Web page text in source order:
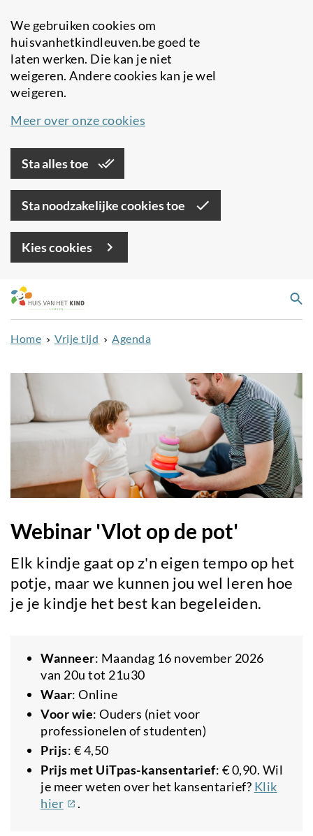
We gebruiken cookies om
huisvanhetkindleuven.be goed te
laten werken. Die kan je niet
weigeren. Andere cookies kan je wel
weigeren.
Meer over onze cookies
Sta alles toe
Sta noodzakelijke cookies toe
Kies cookies
Overslaan
en
naar
de
gaan
Home Vrije tijd Agenda
Webinar 'Vlot op de pot'
Elk kindje gaat op z'n eigen tempo op het
potje, maar we kunnen jou wel leren hoe
je je kindje het best kan begeleiden.
Wanneer: Maandag 16 november 2026
van 20u tot 21u30
Waar: Online
Voor wie: Ouders (niet voor
professionelen of studenten)
Prijs: € 4,50
Prijs met UiTpas-kansentarief: € 0,90. Wil
je meer weten over het kansentarief? Klik
hier(externe
.